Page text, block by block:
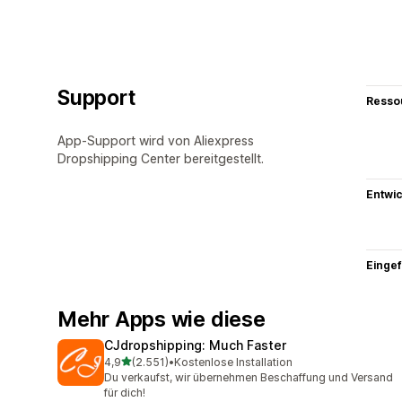
Support
App-Support wird von Aliexpress
Dropshipping Center bereitgestellt.
Mehr Apps wie diese
CJdropshipping: Much Faster
4,9von 5 Sternen
(2.551)
2551 Rezensionen insgesamt
•Kostenlose Installation
Du verkaufst, wir übernehmen Beschaffung und Versand
für dich!